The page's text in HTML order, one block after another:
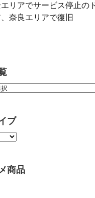
リアでサービス停止の
奈良エリアで復旧
ブ
商品